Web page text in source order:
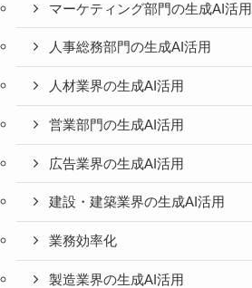
マーケティング部門の生成AI活用
人事総務部門の生成AI活用
人材業界の生成AI活用
営業部門の生成AI活用
広告業界の生成AI活用
建設・建築業界の生成AI活用
業務効率化
製造業界の生成AI活用